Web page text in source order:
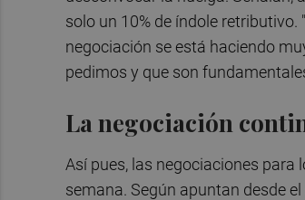
solo un 10% de índole
negociación se está haciendo
pedimos y que son
La negociación
Así pues, las negociaciones
semana. Según apuntan desde